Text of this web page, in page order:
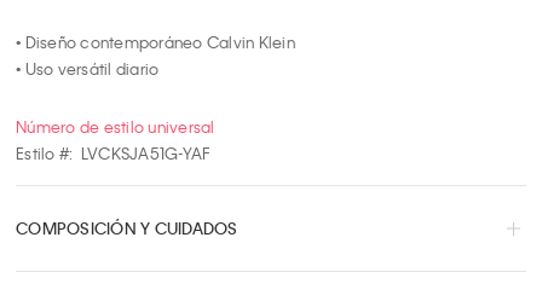
10
• Diseño contemporáneo Calvin Klein
• Uso versátil diario
Número de estilo universal
Estilo #: LVCKSJA51G-YAF
COMPOSICIÓN Y CUIDADOS